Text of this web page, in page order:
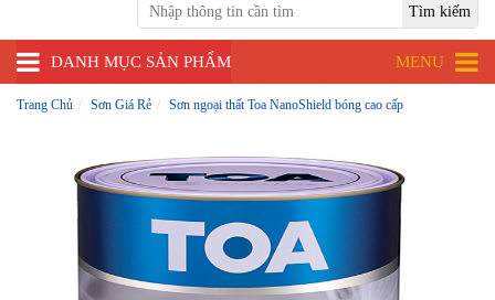
DANH MỤC SẢN PHẨM MENU
Trang Chủ Sơn Giá Rẻ Sơn ngoại thất Toa NanoShield bóng cao cấp